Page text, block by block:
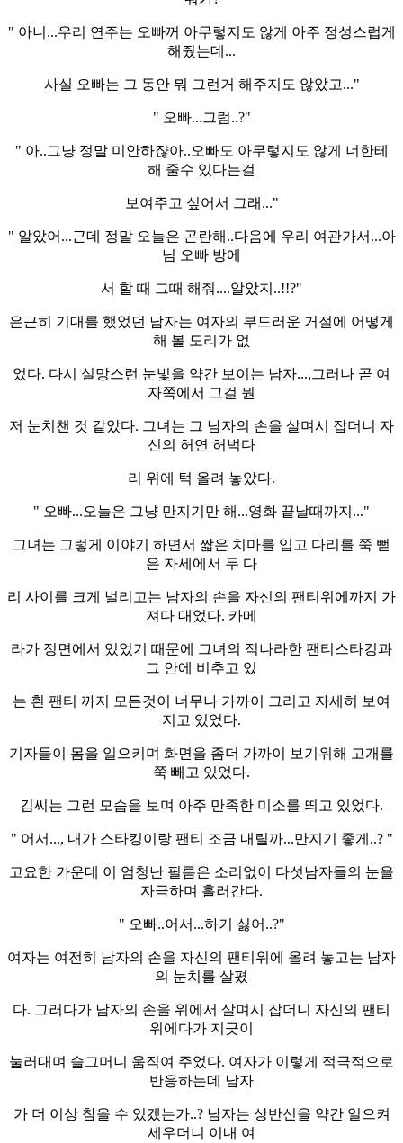
" 아니...우리 연주는 오빠꺼 아무렇지도 않게 아주 정성스럽게
해줬는데...
사실 오빠는 그 동안 뭐 그런거 해주지도 않았고..."
" 오빠...그럼..?"
" 아..그냥 정말 미안하쟎아..오빠도 아무렇지도 않게 너한테
해 줄수 있다는걸
보여주고 싶어서 그래..."
" 알았어...근데 정말 오늘은 곤란해..다음에 우리 여관가서...아
님 오빠 방에
서 할 때 그때 해줘....알았지..!!?"
은근히 기대를 했었던 남자는 여자의 부드러운 거절에 어떻게
해 볼 도리가 없
었다. 다시 실망스런 눈빛을 약간 보이는 남자...,그러나 곧 여
자쪽에서 그걸 뭔
저 눈치챈 것 같았다. 그녀는 그 남자의 손을 살며시 잡더니 자
신의 허연 허벅다
리 위에 턱 올려 놓았다.
" 오빠...오늘은 그냥 만지기만 해...영화 끝날때까지..."
그녀는 그렇게 이야기 하면서 짧은 치마를 입고 다리를 쭉 뻗
은 자세에서 두 다
리 사이를 크게 벌리고는 남자의 손을 자신의 팬티위에까지 가
져다 대었다. 카메
라가 정면에서 있었기 때문에 그녀의 적나라한 팬티스타킹과
그 안에 비추고 있
는 흰 팬티 까지 모든것이 너무나 가까이 그리고 자세히 보여
지고 있었다.
기자들이 몸을 일으키며 화면을 좀더 가까이 보기위해 고개를
쭉 빼고 있었다.
김씨는 그런 모습을 보며 아주 만족한 미소를 띄고 있었다.
" 어서..., 내가 스타킹이랑 팬티 조금 내릴까...만지기 좋게..? "
고요한 가운데 이 엄청난 필름은 소리없이 다섯남자들의 눈을
자극하며 흘러간다.
" 오빠..어서...하기 싫어..?"
여자는 여전히 남자의 손을 자신의 팬티위에 올려 놓고는 남자
의 눈치를 살폈
다. 그러다가 남자의 손을 위에서 살며시 잡더니 자신의 팬티
위에다가 지긋이
눌러대며 슬그머니 움직여 주었다. 여자가 이렇게 적극적으로
반응하는데 남자
가 더 이상 참을 수 있겠는가..? 남자는 상반신을 약간 일으켜
세우더니 이내 여